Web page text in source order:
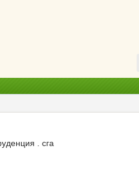
. сга